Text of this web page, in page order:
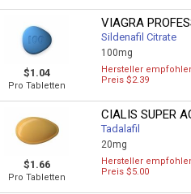
$1.04
Pro Tabletten
VIAGRA
Sildenafil Citrate
100mg
Hersteller
Preis $2.39
$1.66
Pro Tabletten
CIALIS SUPER
Tadalafil
20mg
Hersteller
Preis $5.00